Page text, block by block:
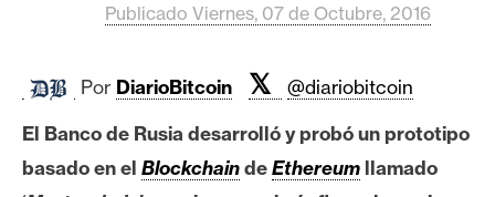
a
o
s
Publicado Viernes, 07 de Octubre, 2016
Por DiarioBitcoin 𝕏
@diariobitcoin
El Banco de Rusia desarrolló y probó un prototipo
basado en el BlockchaindeEthereum llamado